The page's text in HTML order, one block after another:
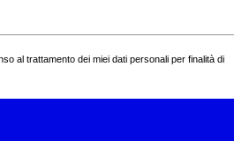
al trattamento dei miei dati personali per finalità di